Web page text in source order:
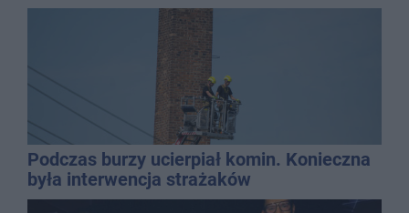
Podczas burzy ucierpiał komin. Konieczna
była interwencja strażaków